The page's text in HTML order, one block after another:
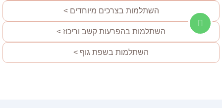
השתלמות בצרכים מיוחדים >
השתלמות בהפרעות קשב וריכוז >
השתלמות בשפת גוף >